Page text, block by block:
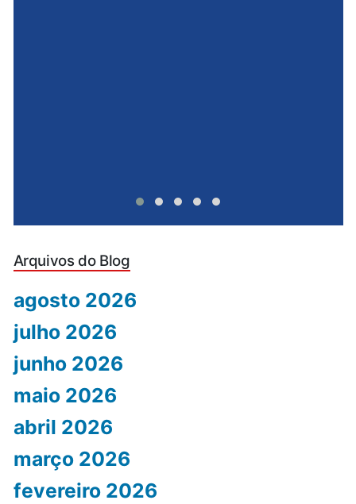
Arquivos do Blog
agosto 2026
julho 2026
junho 2026
maio 2026
abril 2026
março 2026
fevereiro 2026